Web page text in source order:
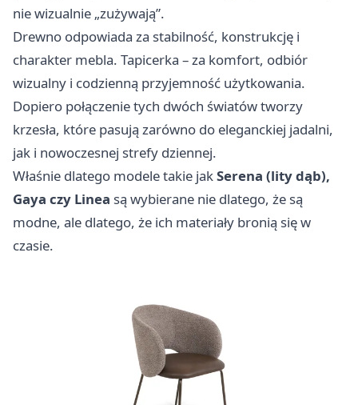
nie wizualnie „zużywają”.
Drewno odpowiada za stabilność, konstrukcję i
charakter mebla. Tapicerka – za komfort, odbiór
wizualny i codzienną przyjemność użytkowania.
Dopiero połączenie tych dwóch światów tworzy
krzesła, które pasują zarówno do eleganckiej jadalni,
jak i nowoczesnej strefy dziennej.
Właśnie dlatego modele takie jakSerena (lity dąb),
Gaya czy Linea są wybierane nie dlatego, że są
modne, ale dlatego, że ich materiały bronią się w
czasie.